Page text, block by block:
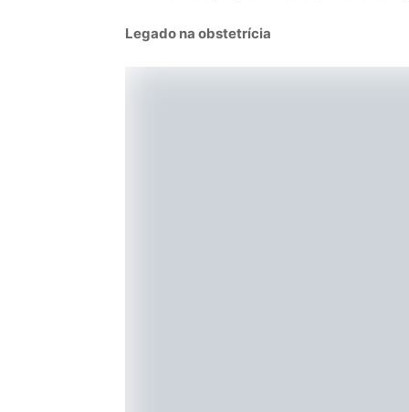
Legado na obstetrícia